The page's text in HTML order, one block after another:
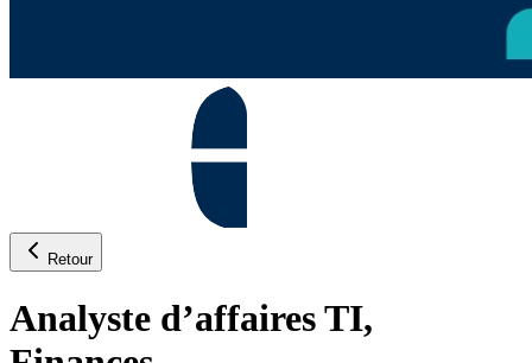
Retour
Analyste d’affaires TI,